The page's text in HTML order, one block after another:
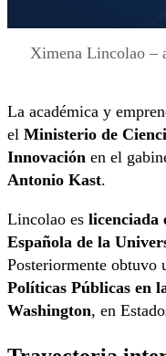
Ximena Lincolao –
La académica y
el Ministerio de
Innovación en el
Antonio Kast.
Lincolao es licenciada
Española de la
Posteriormente obtuvo
Políticas Públicas en
Washington, en